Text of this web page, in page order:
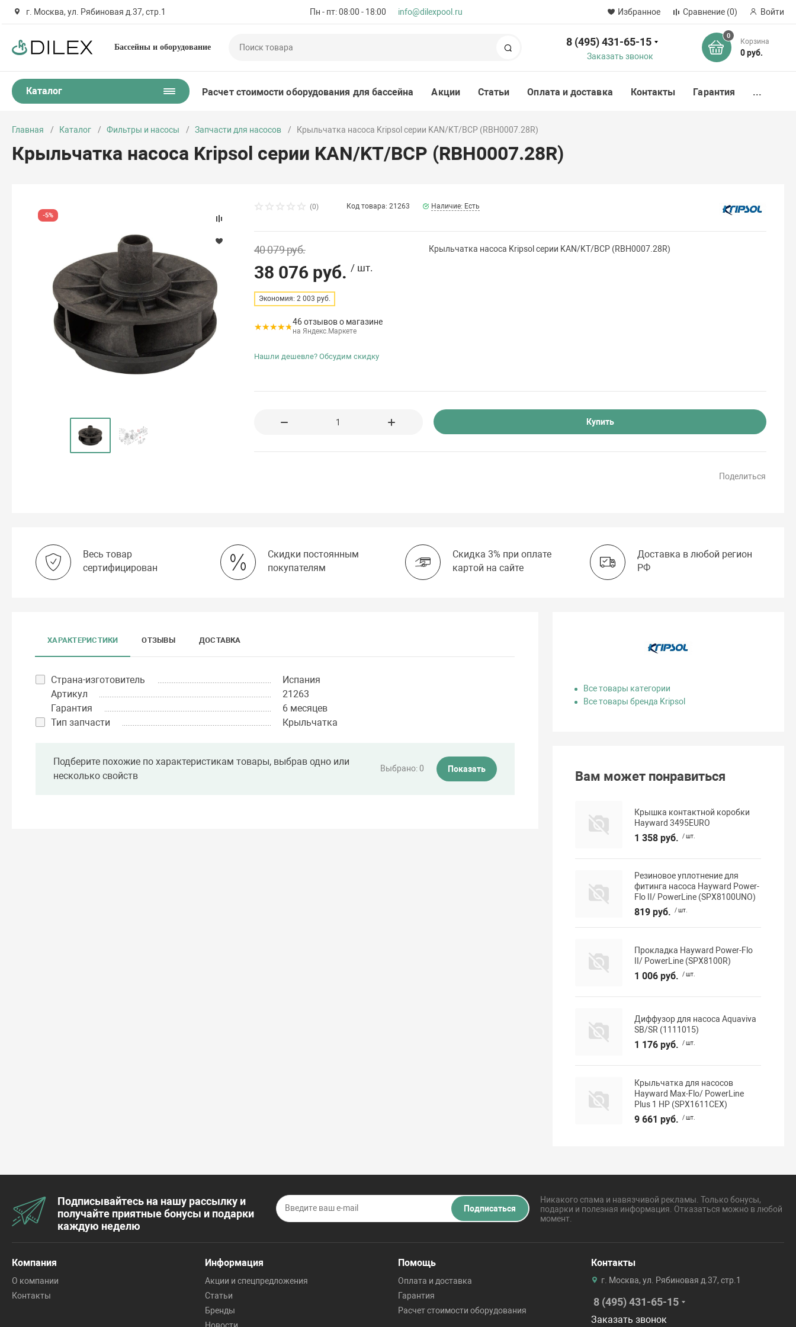
г. Москва, ул. Рябиновая д.37, стр.1 Пн - пт: 08:00 - 18:00 info@dilexpool.ru Избранное Сравнение (0) Войти
Бассейны и оборудование 8 (495) 431-65-15
Заказать звонок
0
Корзина
0 руб.
Каталог Расчет стоимости оборудования для бассейна Акции Статьи Оплата и доставка Контакты Гарантия ...
Главная Каталог Фильтры и насосы Запчасти для насосов Крыльчатка насоса Kripsol серии KAN/KT/BCP (RBH0007.28R)
Крыльчатка насоса Kripsol серии KAN/KT/BCP (RBH0007.28R)
-5%
(0) Код товара: 21263 Наличие: Есть
40 079 руб.
38 076 руб. / шт.
Экономия: 2 003 руб.
46 отзывов о магазине
на Яндекс.Маркете
Нашли дешевле? Обсудим скидку
Крыльчатка насоса Kripsol серии KAN/KT/BCP (RBH0007.28R)
Купить
Поделиться
Весь товар
сертифицирован
Скидки постоянным
покупателям
Скидка 3% при оплате
картой на сайте
Доставка в любой регион
РФ
ХАРАКТЕРИСТИКИ ОТЗЫВЫ ДОСТАВКА
Страна-изготовитель
Испания
Артикул
21263
Гарантия
6 месяцев
Тип запчасти
Крыльчатка
Подберите похожие по характеристикам товары, выбрав одно или
несколько свойств
Выбрано:0 Показать
Все товары категории
Все товары бренда Kripsol
Вам может понравиться
Крышка контактной коробки
Hayward 3495EURO
1 358 руб. / шт.
Резиновое уплотнение для
фитинга насоса Hayward Power-
Flo II/ PowerLine (SPX8100UNO)
819 руб. / шт.
Прокладка Hayward Power-Flo
II/ PowerLine (SPX8100R)
1 006 руб. / шт.
Диффузор для насоса Aquaviva
SB/SR (1111015)
1 176 руб. / шт.
Крыльчатка для насосов
Hayward Max-Flo/ PowerLine
Plus 1 НР (SPX1611CEX)
9 661 руб. / шт.
Подписывайтесь на нашу рассылку и
получайте приятные бонусы и подарки
каждую неделю
Подписаться
Никакого спама и навязчивой рекламы. Только бонусы,
подарки и полезная информация. Отказаться можно в любой
момент.
Компания
О компании
Контакты
Информация
Акции и спецпредложения
Статьи
Бренды
Помощь
Оплата и доставка
Гарантия
Расчет стоимости оборудования
Контакты
г. Москва, ул. Рябиновая д.37, стр.1
8 (495) 431-65-15
Заказать звонок